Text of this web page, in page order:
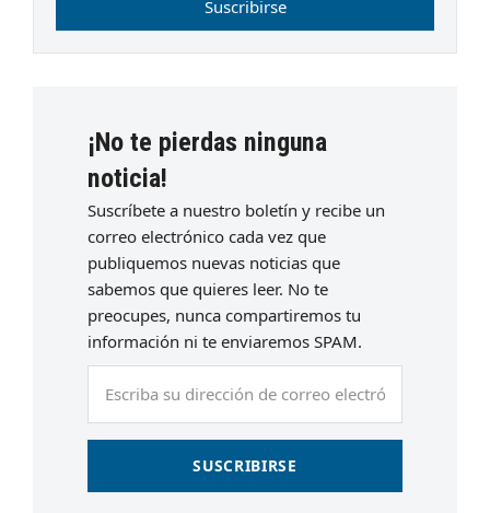
Suscribirse
¡No te pierdas ninguna
noticia!
Suscríbete a nuestro boletín y recibe un
correo electrónico cada vez que
publiquemos nuevas noticias que
sabemos que quieres leer. No te
preocupes, nunca compartiremos tu
información ni te enviaremos SPAM.
SUSCRIBIRSE